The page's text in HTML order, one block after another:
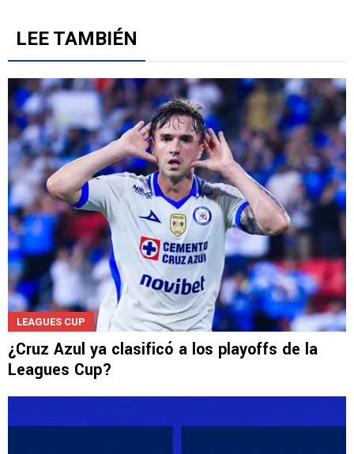
LEE TAMBIÉN
LEAGUES CUP
¿Cruz Azul ya clasificó a los playoffs de la
Leagues Cup?